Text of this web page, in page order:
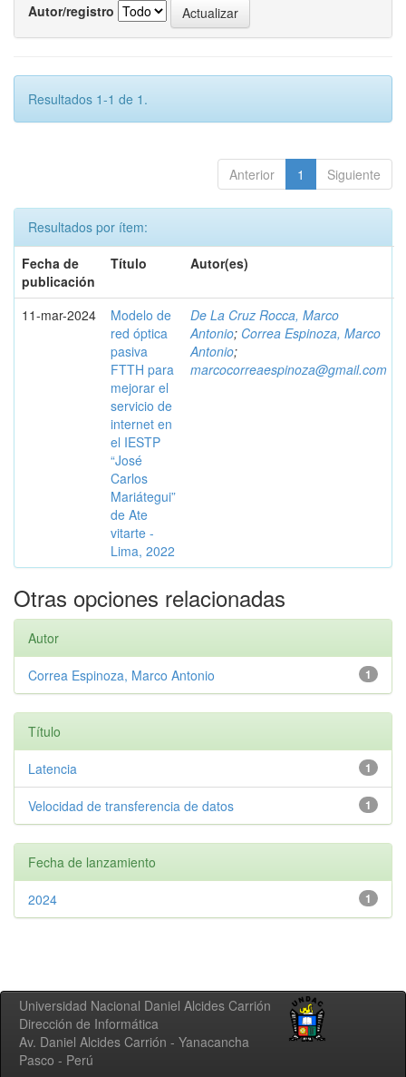
Autor/registro
Resultados 1-1 de 1.
Anterior 1 Siguiente
Resultados por ítem:
Fecha de
publicación
Título Autor(es)
11-mar-2024
Modelo de
red óptica
pasiva
FTTH para
mejorar el
servicio de
internet en
el IESTP
“José
Carlos
Mariátegui”
de Ate
vitarte -
Lima, 2022
De La Cruz Rocca, Marco
Antonio; Correa Espinoza, Marco
Antonio;
marcocorreaespinoza@gmail.com
Otras opciones relacionadas
Autor
1
Correa Espinoza, Marco Antonio
Título
1
Latencia
1
Velocidad de transferencia de datos
Fecha de lanzamiento
1
2024
Universidad Nacional Daniel Alcides Carrión
Dirección de Informática
Av. Daniel Alcides Carrión - Yanacancha
Pasco - Perú